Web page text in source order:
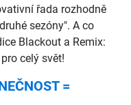
řada rozhodně
sezóny". A co
Blackout a Remix:
celý svět!
=